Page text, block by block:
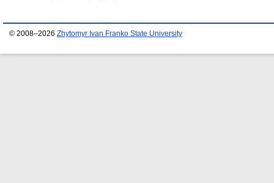
© 2008–2026 Zhytomyr Ivan Franko State University